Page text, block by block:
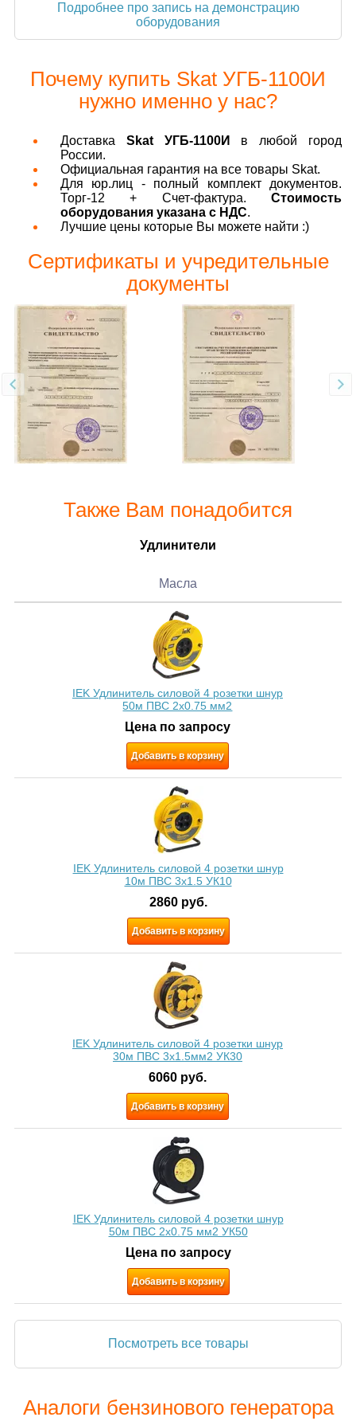
Подробнее про запись на демонстрацию
оборудования
Почему купить Skat УГБ-1100И
нужно именно у нас?
Доставка Skat УГБ-1100И
в любой город
России.
Официальная гарантия на все товары Skat.
Для юр.лиц - полный комплект документов.
Торг-12 + Счет-фактура. Стоимость
оборудования указана с НДС.
Лучшие цены которые Вы можете найти :)
Сертификаты и учредительные
документы
Также Вам понадобится
Удлинители
Масла
IEK Удлинитель силовой 4 розетки шнур
50м ПВС 2х0.75 мм2
Цена по запросу
Добавить в корзину
IEK Удлинитель силовой 4 розетки шнур
10м ПВС 3x1.5 УК10
2860 руб.
Добавить в корзину
IEK Удлинитель силовой 4 розетки шнур
30м ПВС 3х1.5мм2 УК30
6060 руб.
Добавить в корзину
IEK Удлинитель силовой 4 розетки шнур
50м ПВС 2х0.75 мм2 УК50
Цена по запросу
Добавить в корзину
Посмотреть все товары
Аналоги бензинового генератора